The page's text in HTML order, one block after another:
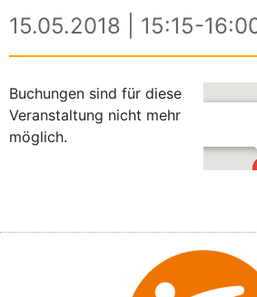
15.05.2018 | 15:15-
Buchungen sind für diese
Veranstaltung nicht mehr
möglich.
Turnhalle der